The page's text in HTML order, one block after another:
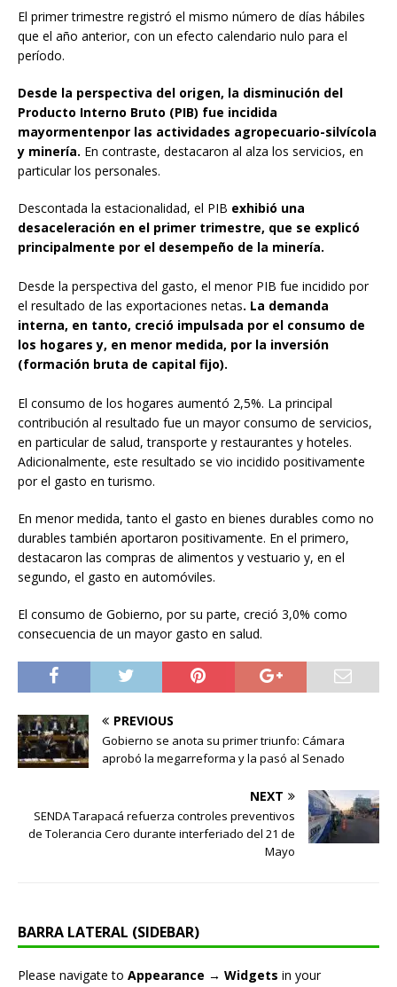
El primer trimestre registró el mismo número de días hábiles
que el año anterior, con un efecto calendario nulo para el
período.
Desde la perspectiva del origen, la disminución del
Producto Interno Bruto (PIB) fue incidida
mayormentenpor las actividades agropecuario-silvícola
y minería. En contraste, destacaron al alza los servicios, en
particular los personales.
Descontada la estacionalidad, el PIB exhibió una
desaceleración en el primer trimestre, que se explicó
principalmente por el desempeño de la minería.
Desde la perspectiva del gasto, el menor PIB fue incidido por
el resultado de las exportaciones netas. La demanda
interna, en tanto, creció impulsada por el consumo de
los hogares y, en menor medida, por la inversión
(formación bruta de capital fijo).
El consumo de los hogares aumentó 2,5%. La principal
contribución al resultado fue un mayor consumo de servicios,
en particular de salud, transporte y restaurantes y hoteles.
Adicionalmente, este resultado se vio incidido positivamente
por el gasto en turismo.
En menor medida, tanto el gasto en bienes durables como no
durables también aportaron positivamente. En el primero,
destacaron las compras de alimentos y vestuario y, en el
segundo, el gasto en automóviles.
El consumo de Gobierno, por su parte, creció 3,0% como
consecuencia de un mayor gasto en salud.
PREVIOUS
Gobierno se anota su primer triunfo: Cámara
aprobó la megarreforma y la pasó al Senado
NEXT
SENDA Tarapacá refuerza controles preventivos
de Tolerancia Cero durante interferiado del 21 de
Mayo
BARRA LATERAL (SIDEBAR)
Please navigate to Appearance → Widgets in your